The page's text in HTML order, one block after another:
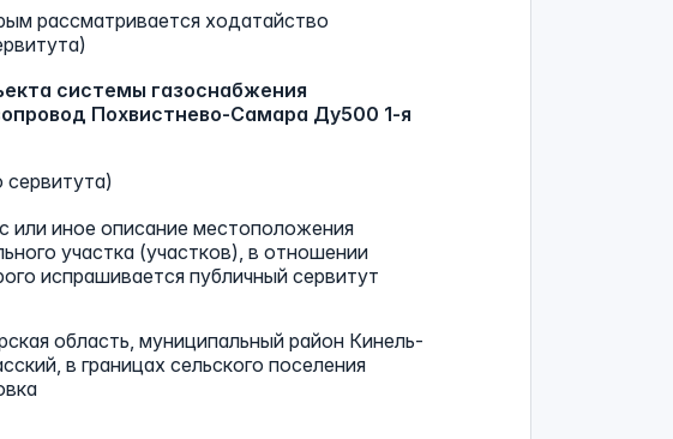
рассматривается ходатайство
системы газоснабжения
Похвистнево-Самара Ду500 1-я
сервитута)
или иное описание местоположения
участка (участков), в отношении
испрашивается публичный сервитут
область, муниципальный район Кинель-
в границах сельского поселения